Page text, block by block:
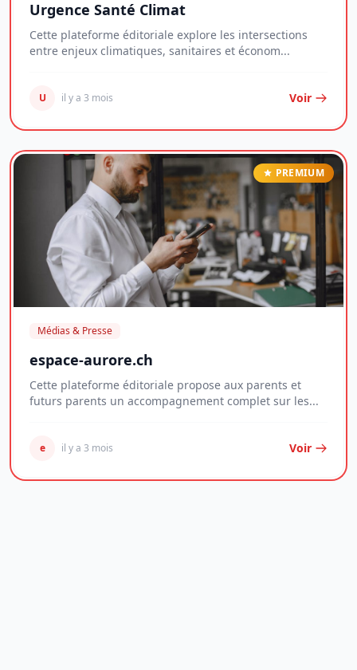
Urgence Santé Climat
Cette plateforme éditoriale explore les intersections
entre enjeux climatiques, sanitaires et économ...
U il y a 3 mois Voir
PREMIUM
Médias & Presse
espace-aurore.ch
Cette plateforme éditoriale propose aux parents et
futurs parents un accompagnement complet sur les...
e il y a 3 mois Voir